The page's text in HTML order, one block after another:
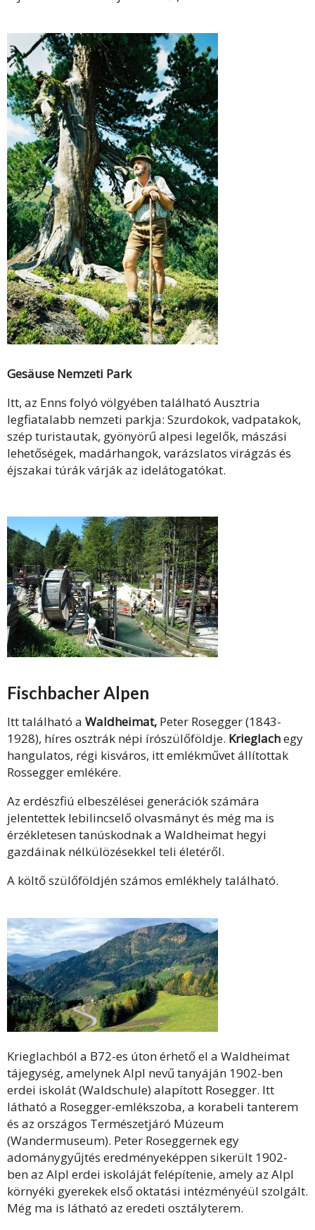
Gesäuse Nemzeti Park
Itt, az Enns folyó völgyében található Ausztria
legfiatalabb nemzeti parkja: Szurdokok, vadpatakok,
szép turistautak, gyönyörű alpesi legelők, mászási
lehetőségek, madárhangok, varázslatos virágzás és
éjszakai túrák várják az idelátogatókat.
Fischbacher Alpen
Itt található a Waldheimat, Peter Rosegger (1843-
1928), híres osztrák népi írószülőföldje. Krieglachegy
hangulatos, régi kisváros, itt emlékművet állítottak
Rossegger emlékére.
Az erdészfiú elbeszélései generációk számára
jelentettek lebilincselő olvasmányt és még ma is
érzékletesen tanúskodnak a Waldheimat hegyi
gazdáinak nélkülözésekkel teli életéről.
A költő szülőföldjén számos emlékhely található.
Krieglachból a B72-es úton érhető el a Waldheimat
tájegység, amelynek Alpl nevű tanyáján 1902-ben
erdei iskolát (Waldschule) alapított Rosegger. Itt
látható a Rosegger-emlékszoba, a korabeli tanterem
és az országos Természetjáró Múzeum
(Wandermuseum). Peter Roseggernek egy
adománygyűjtés eredményeképpen sikerült 1902-
ben az Alpl erdei iskoláját felépítenie, amely az Alpl
környéki gyerekek első oktatási intézményéül szolgált.
Még ma is látható az eredeti osztályterem.